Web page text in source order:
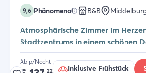
9,6 Phänomenal B&B Middelburg
Atmosphärische Zimmer im
Stadtzentrums in einem schönen
Ab p/Nacht
22 Inklusive Frühstück